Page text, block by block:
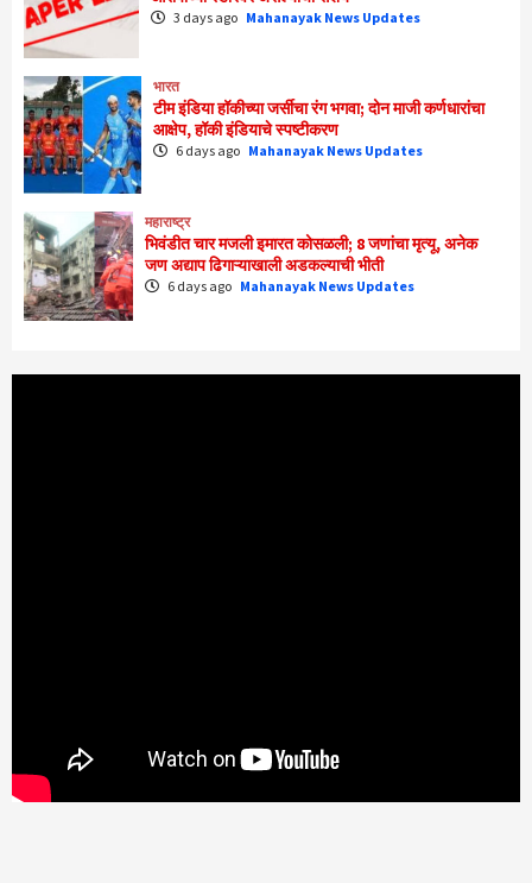
3 days ago Mahanayak News Updates
भारत
टीम इंडिया हॉकीच्या जर्सीचा रंग भगवा; दोन माजी कर्णधारांचा
आक्षेप, हॉकी इंडियाचे स्पष्टीकरण
6 days ago Mahanayak News Updates
महाराष्ट्र
भिवंडीत चार मजली इमारत कोसळली; 8 जणांचा मृत्यू, अनेक
जण अद्याप ढिगाऱ्याखाली अडकल्याची भीती
6 days ago Mahanayak News Updates